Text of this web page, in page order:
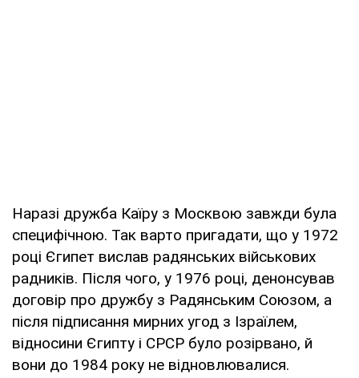
Наразі дружба Каїру з Москвою завжди була
специфічною. Так варто пригадати, що у 1972
році Єгипет вислав радянських військових
радників. Після чого, у 1976 році, денонсував
договір про дружбу з Радянським Союзом, а
після підписання мирних угод з Ізраїлем,
відносини Єгипту і СРСР було розірвано, й
вони до 1984 року не відновлювалися.